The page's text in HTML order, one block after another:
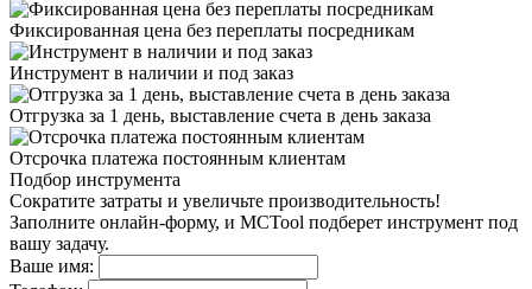
Фиксированная цена без переплаты посредникам
Инструмент в наличии и под заказ
Отгрузка за 1 день, выставление счета в день заказа
Отсрочка платежа постоянным клиентам
Подбор инструмента
Сократите затраты и увеличьте производительность!
Заполните онлайн-форму, и MCTool подберет инструмент под
вашу задачу.
Ваше имя: